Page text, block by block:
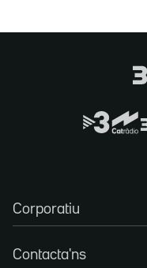
Corporatiu
Contacta'ns